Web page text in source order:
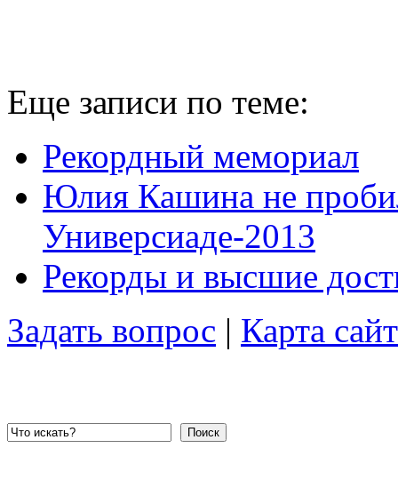
Еще записи по теме:
Рекордный мемориал
Юлия Кашина не
Универсиаде-2013
Рекорды и высшие
Задать вопрос | Карта
Поиск